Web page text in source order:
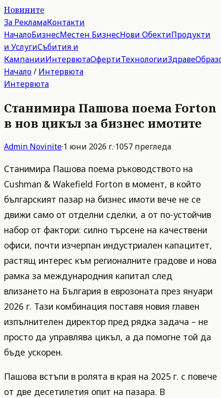
Новините
За РекламаКонтакти
НачалоБизнесМестен БизнесНови ОбектиПродукти
и УслугиСъбития и
КампанииИнтервютаОфертиТехнологииЗдраве
Начало/ Интервюта
Интервюта
Станимира Пашова поема Forton
в нов цикъл за бизнес имотите
Admin Novinite·1 юни 2026 г.·1057 прегледа
Станимира Пашова поема ръководството на
Cushman & Wakefield Forton в момент, в който
българският пазар на бизнес имоти вече не се
движи само от отделни сделки, а от по-устойчив
набор от фактори: силно търсене на качествени
офиси, почти изчерпан индустриален капацитет,
растящ интерес към регионалните градове и нова
рамка за международния капитал след
влизането на България в еврозоната през януари
2026 г. Тази комбинация поставя новия главен
изпълнителен директор пред рядка задача – не
просто да управлява цикъл, а да помогне той да
бъде ускорен.
Пашова встъпи в ролята в края на 2025 г. с повече
от две десетилетия опит на пазара. В